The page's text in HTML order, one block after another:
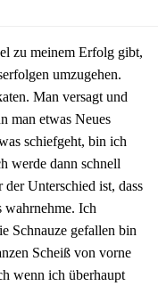
zu meinem Erfolg gibt,
umzugehen.
Man versagt und
man etwas Neues
schiefgeht, bin ich
werde dann schnell
Unterschied ist, dass
wahrnehme. Ich
Schnauze gefallen bin
Scheiß von vorne
wenn ich überhaupt